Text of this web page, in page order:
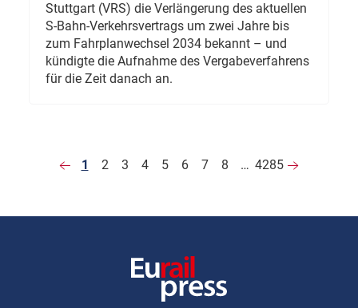
Stuttgart (VRS) die Verlängerung des aktuellen
S-Bahn-Verkehrsvertrags um zwei Jahre bis
zum Fahrplanwechsel 2034 bekannt – und
kündigte die Aufnahme des Vergabeverfahrens
für die Zeit danach an.
1 2 3 4 5 6 7 8 … 4285